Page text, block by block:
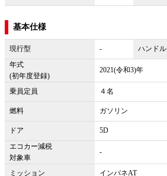
基本仕様
現行型 - ハンドル
年式
(初年度登録)
2021(令和3)年
乗員定員 ４名
燃料 ガソリン
ドア
5D
エコカー減税
対象車
-
ミッション インパネAT